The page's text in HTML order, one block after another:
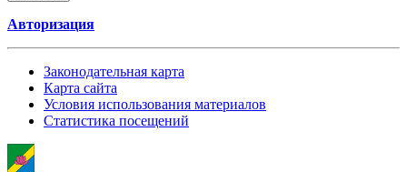
Авторизация
Законодательная карта
Карта сайта
Условия использования материалов
Статистика посещений